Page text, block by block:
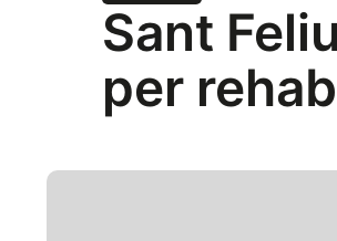
Sant
per